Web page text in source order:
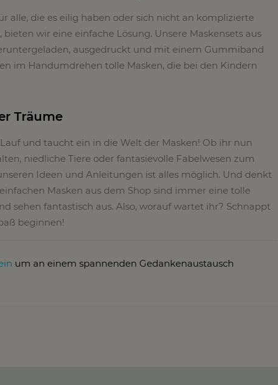
alle, die es eilig haben oder sich nicht an komplizierte
wir eine einfache Lösung. Unsere Maskensets aus
ausgedruckt und mit einem Gummiband
im Handumdrehen tolle Masken, die bei den Kindern
Träume
und taucht ein in die Welt der Masken! Ob ihr nun
niedliche Tiere oder fantasievolle Fabelwesen zum
Ideen und Anleitungen ist alles möglich. Und denkt
Masken aus dem Shop sind immer eine tolle
sehen fantastisch aus. Also, worauf wartet ihr? Schnappt
beginnen!
um an einem spannenden Gedankenaustausch